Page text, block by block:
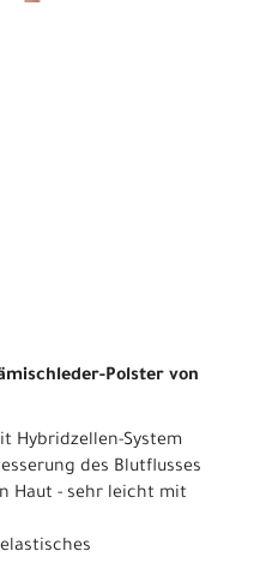
Polster von
Hybridzellen-System
des Blutflusses
Haut - sehr leicht mit